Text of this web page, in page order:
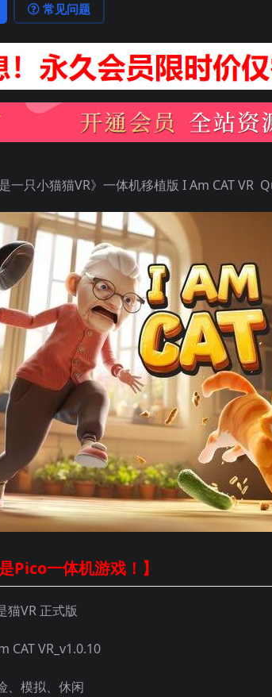
常见问题
一只小猫猫VR》一体机移植版 I Am CAT VR
Pico一体机游戏！】
猫VR 正式版
CAT VR_v1.0.10
、模拟、休闲